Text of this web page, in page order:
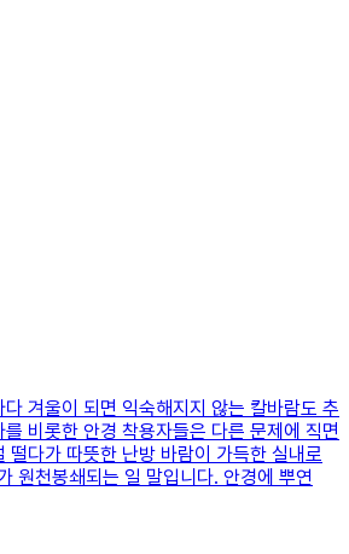
겨울이 되면 익숙해지지 않는 칼바람도 추
비롯한 안경 착용자들은 다른 문제에 직면
떨다가 따뜻한 난방 바람이 가득한 실내로
원천봉쇄되는 일 말입니다. 안경에 뿌연